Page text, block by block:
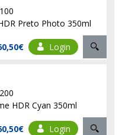
Preto Photo 350ml
Login
HDR Cyan 350ml
Login